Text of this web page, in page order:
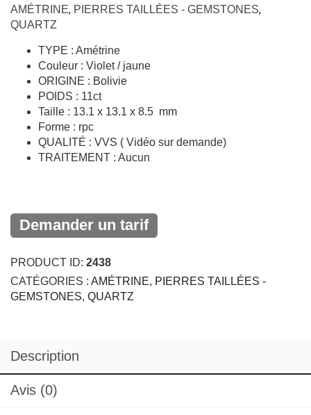
ORIGINE : Bolivie
POIDS : 11ct
Forme : rpc
QUALITÉ : VVS ( Vidéo sur demande)
TRAITEMENT : Aucun
Demander un tarif
GEMSTONES,QUARTZ
Description
L’AMÉTRINE EST UNE VARIÉTÉ DE QUARTZ QUI
N’EST PAS UNE VARIÉTÉ D’AMÉTHYSTE MAIS
UN MÉLANGE DE CITRINE ET D’AMÉTHYSTE.
ELLE POSSÈDE DES COULEURS TRÈS